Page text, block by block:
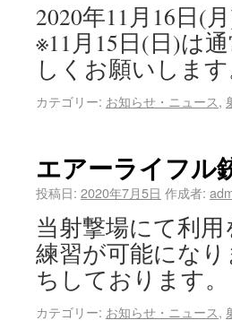
2020年11月16日(
※11月15日(日)は
しくお願いします
カテゴリー: お知らせ・ニュース,
エアーライフル
投稿日: 2020年7月5日 作成者:
当射撃場にて利
練習が可能にな
ちしております。
カテゴリー: お知らせ・ニュース,